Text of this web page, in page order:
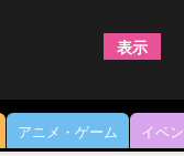
アニメ・ゲーム イベ
表示